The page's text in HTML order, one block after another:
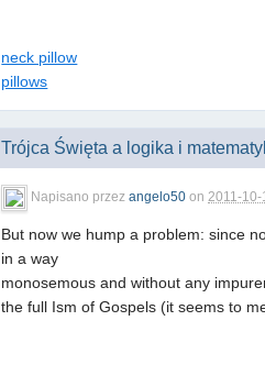
neck pillow
pillows
Trójca Święta a logika i
Napisano przezangelo50 on2011-10-
But now we hump a problem: since
in a way
monosemous and without any
the full Ism of Gospels (it seems to